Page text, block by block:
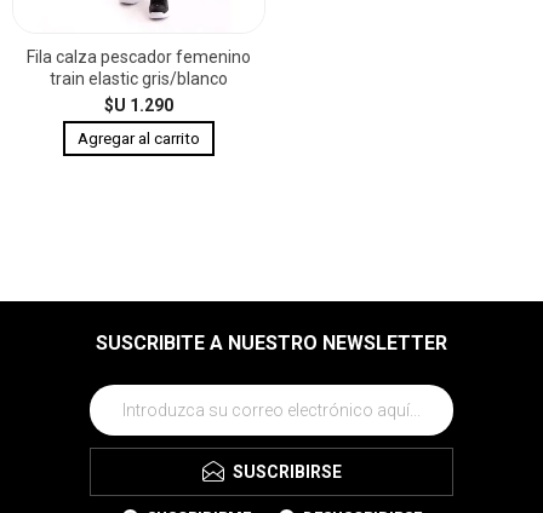
Fila calza pescador femenino
train elastic gris/blanco
$U 1.290
SUSCRIBITE A NUESTRO NEWSLETTER
SUSCRIBIRSE